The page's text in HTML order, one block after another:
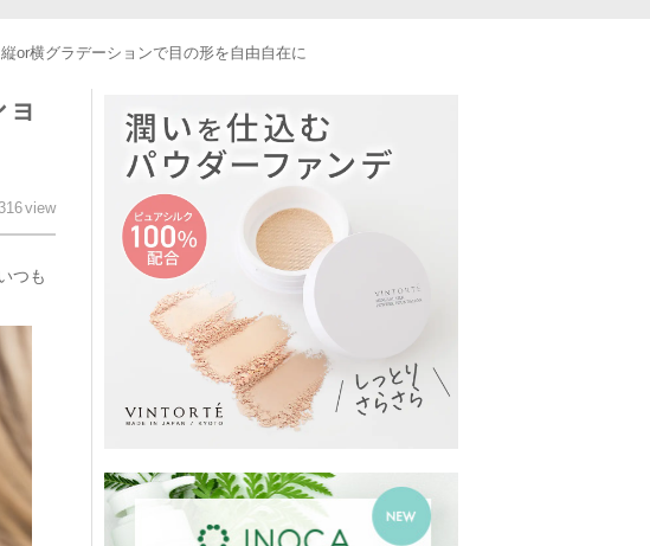
or横グラデーションで目の形を自由自在に
つも